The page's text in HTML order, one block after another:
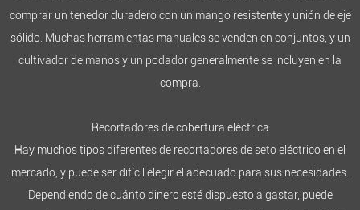
comprar un tenedor duradero con un mango resistente y unión de eje
sólido. Muchas herramientas manuales se venden en conjuntos, y un
cultivador de manos y un podador generalmente se incluyen en la
compra.
Recortadores de cobertura eléctrica
Hay muchos tipos diferentes de recortadores de seto eléctrico en el
mercado, y puede ser difícil elegir el adecuado para sus necesidades.
Dependiendo de cuánto dinero esté dispuesto a gastar, puede